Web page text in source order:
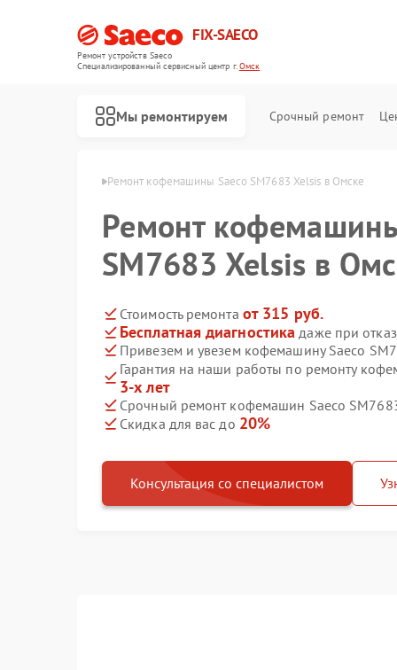
FIX-SAECO
Ремонт устройств Saeco
Специализированный cервисный центр г.Омск
Мы ремонтируем Срочный ремонт
Ремонт кофемашины Saeco SM7683 Xelsis в Омске
Ремонт
SM7683 Xelsis в
Стоимость ремонта от 315 руб.
Бесплатная диагностика даже при
Привезем и увезем кофемашину Saeco
Гарантия на наши работы по ремонту
3-х лет
Срочный ремонт кофемашин Saeco
Скидка для вас до 20%
Консультация со специалистом